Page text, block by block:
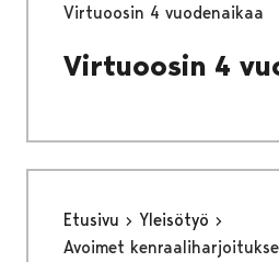
Virtuoosin 4 vuodenaikaa
Virtuoosin 4
Etusivu
Yleisötyö
Avoimet